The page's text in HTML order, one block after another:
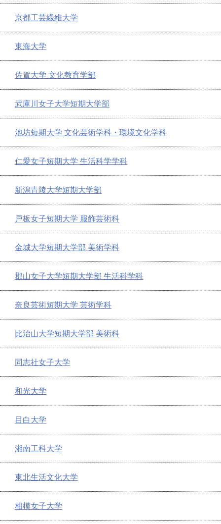
京都工芸繊維大学
東海大学
佐賀大学 文化教育学部
武庫川女子大学短期大学部
池坊短期大学 文化芸術学科・環境文化学科
仁愛女子短期大学 生活科学学科
新潟青陵大学短期大学部
戸板女子短期大学 服飾芸術科
金城大学短期大学部 美術学科
郡山女子大学短期大学部 生活科学科
奈良芸術短期大学 芸術学科
比治山大学短期大学部 美術科
同志社女子大学
和光大学
目白大学
湘南工科大学
東北生活文化大学
相模女子大学